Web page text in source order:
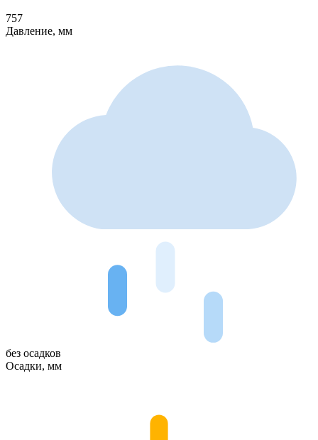
757
Давление, мм
без осадков
Осадки, мм